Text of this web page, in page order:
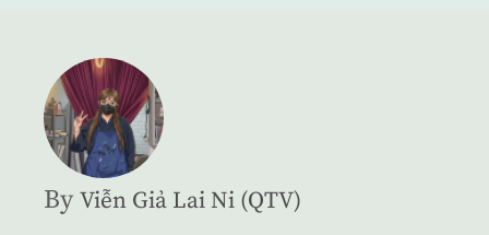
By Viễn Giả Lai Ni (QTV)